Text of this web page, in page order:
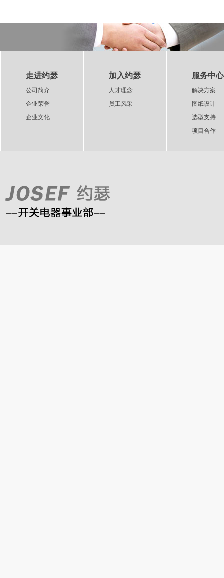
走进约瑟
公司简介
企业荣誉
企业文化
加入约瑟
人才理念
员工风采
服务中心
解决方案
图纸设计
选型支持
项目合作